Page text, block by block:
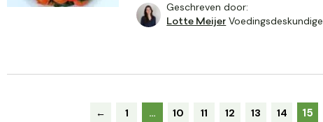
Geschreven door:
Lotte Meijer Voedingsdeskundige
← 1 … 10 11 12 13 14 15